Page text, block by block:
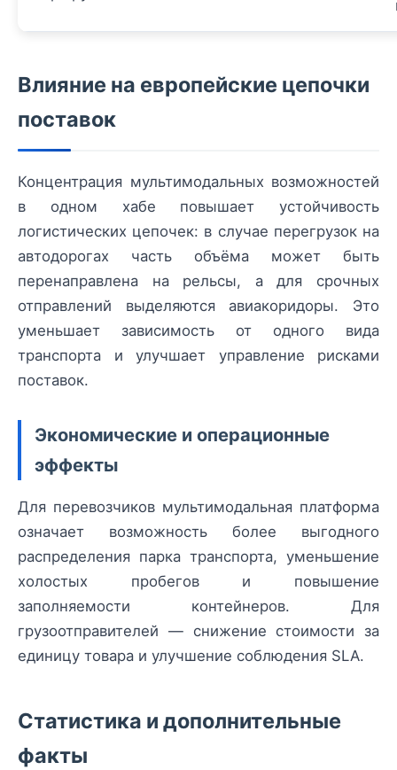
Влияние на европейские цепочки
поставок
Концентрация мультимодальных возможностей
в одном хабе повышает устойчивость
логистических цепочек: в случае перегрузок на
автодорогах часть объёма может быть
перенаправлена на рельсы, а для срочных
отправлений выделяются авиакоридоры. Это
уменьшает зависимость от одного вида
транспорта и улучшает управление рисками
поставок.
Экономические и операционные
эффекты
Для перевозчиков мультимодальная платформа
означает возможность более выгодного
распределения парка транспорта, уменьшение
холостых пробегов и повышение
заполняемости контейнеров. Для
грузоотправителей — снижение стоимости за
единицу товара и улучшение соблюдения SLA.
Статистика и дополнительные
факты